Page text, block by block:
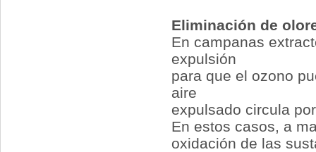
Eliminación de
En campanas
expulsión
para que el ozono
aire
expulsado circula
En estos casos, a
oxidación de las